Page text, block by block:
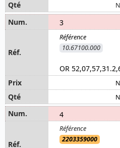
3
10.67100.000
OR
4
2203359000